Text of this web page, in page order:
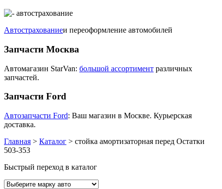
Автострахованиеи переоформление автомобилей
Запчасти Москва
Автомагазин StarVan: большой ассортимент различных
запчастей.
Запчасти Ford
Автозапчасти Ford: Ваш магазин в Москве. Курьерская
доставка.
Главная > Каталог > стойка амортизаторная перед Остатки
503-353
Быстрый переход в каталог